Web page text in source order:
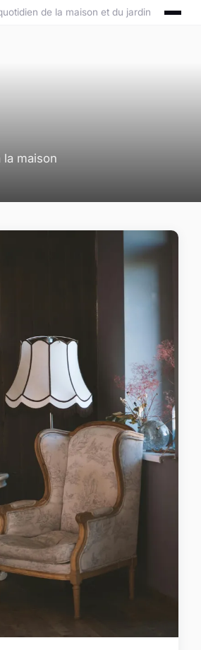
de la maison et du jardin
la maison